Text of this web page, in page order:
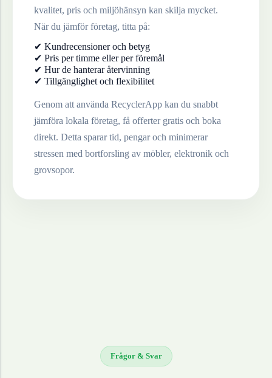
kvalitet, pris och miljöhänsyn kan skilja mycket.
När du jämför företag, titta på:
✔ Kundrecensioner och betyg
✔ Pris per timme eller per föremål
✔ Hur de hanterar återvinning
✔ Tillgänglighet och flexibilitet
Genom att använda RecyclerApp kan du snabbt
jämföra lokala företag, få offerter gratis och boka
direkt. Detta sparar tid, pengar och minimerar
stressen med bortforsling av möbler, elektronik och
grovsopor.
Frågor & Svar